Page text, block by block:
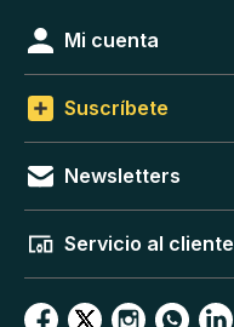
Mi cuenta
Suscríbete
Newsletters
Servicio al cliente